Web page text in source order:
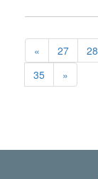
« 27 28
35
»